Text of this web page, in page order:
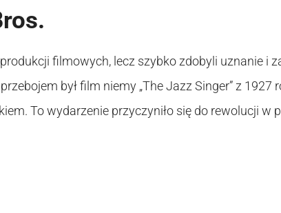
filmowych, lecz szybko zdobyli uznanie i
był film niemy „The Jazz Singer” z 1927
To wydarzenie przyczyniło się do rewolucji w